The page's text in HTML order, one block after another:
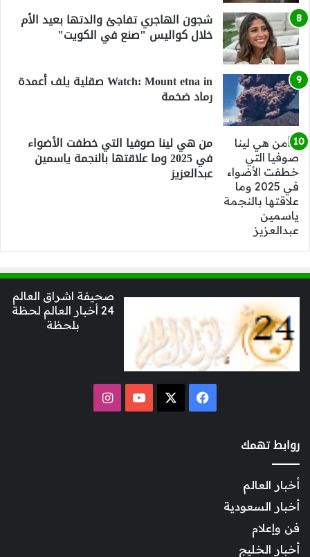
شجون الهاجري تفاجئ والدتها بعيد الأم
خلال كواليس "صنع في الكويت"
Watch: Mount etna in صقلية يلف أعمدة
رماد ضخمة
من هي لينا صوفيا التي خطفت الأضواء
في 2025 وما علاقتها بالنجمة ياسمين
عبدالعزيز
صحيفة اشراق العالم
24 أخبار العالم لحظة
بلحظة
فيسبوك ‫YouTubeانستقرام
روابط تهمك
أخبار العالم
أخبار السعودية
فن وإعلام
أخبار الخليج